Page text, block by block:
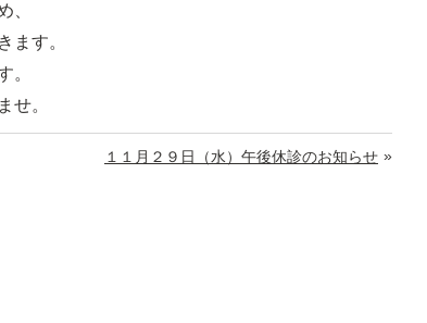
、
ます。
。
せ。
»
１１月２９日（水）午後休診のお知らせ